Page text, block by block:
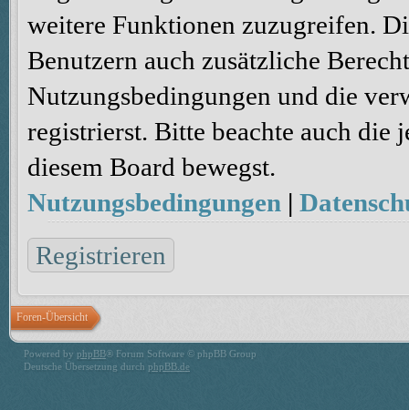
weitere Funktionen zuzugreifen.
Benutzern auch zusätzliche
Nutzungsbedingungen und die
registrierst. Bitte beachte auch
diesem Board bewegst.
Nutzungsbedingungen |
Registrieren
Foren-Übersicht
Powered by phpBB® Forum Software © phpBB Group
Deutsche Übersetzung durch phpBB.de